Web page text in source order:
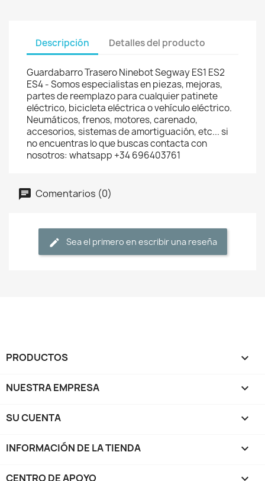
Descripción Detalles del producto
Guardabarro Trasero Ninebot Segway ES1 ES2
ES4 - Somos especialistas en piezas, mejoras,
partes de reemplazo para cualquier patinete
eléctrico, bicicleta eléctrica o vehículo eléctrico.
Neumáticos, frenos, motores, carenado,
accesorios, sistemas de amortiguación, etc... si
no encuentras lo que buscas contacta con
nosotros: whatsapp +34 696403761
Comentarios (0)
Sea el primero en escribir una reseña
PRODUCTOS 
NUESTRA EMPRESA 
SU CUENTA 
INFORMACIÓN DE LA TIENDA keyboard_arrow_down
CENTRO DE APOYO